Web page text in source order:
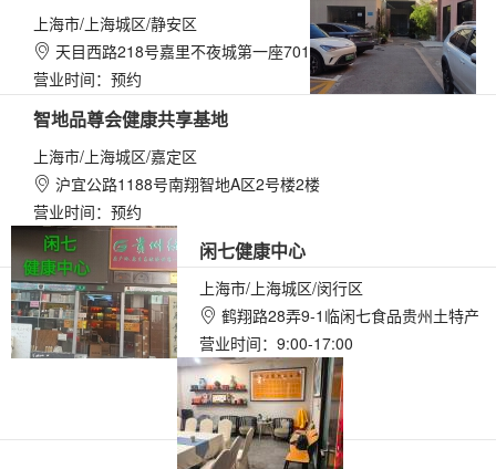
上海市/上海城区/静安区
 天目西路218号嘉里不夜城第一座701
营业时间：预约
智地品尊会健康共享基地
上海市/上海城区/嘉定区
 沪宜公路1188号南翔智地A区2号楼2楼
营业时间：预约
闲七健康中心
上海市/上海城区/闵行区
 鹤翔路28弄9-1临闲七食品贵州土特产
营业时间：9:00-17:00